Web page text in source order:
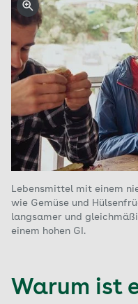
Lebensmittel mit einem
wie Gemüse und
langsamer und
einem hohen GI.
Warum ist